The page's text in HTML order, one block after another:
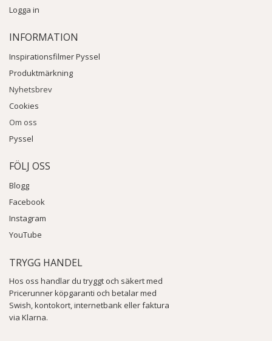
Logga in
INFORMATION
Inspirationsfilmer Pyssel
Produktmärkning
Nyhetsbrev
Cookies
Om oss
Pyssel
FÖLJ OSS
Blogg
Facebook
Instagram
YouTube
TRYGG HANDEL
Hos oss handlar du tryggt och säkert med
Pricerunner köpgaranti och betalar med
Swish, kontokort, internetbank eller faktura
via Klarna.